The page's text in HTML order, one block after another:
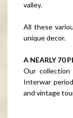
valley.
All these
unique decor.
A NEARLY 70
Our collection
Interwar
and vintage